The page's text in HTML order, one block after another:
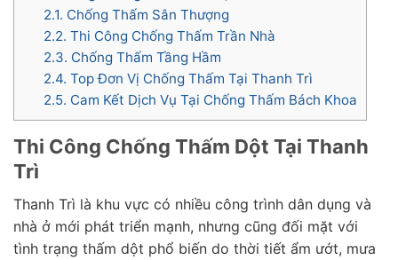
2.1. Chống Thấm Sân Thượng
2.2. Thi Công Chống Thấm Trần Nhà
2.3. Chống Thấm Tầng Hầm
2.4. Top Đơn Vị Chống Thấm Tại Thanh Trì
2.5. Cam Kết Dịch Vụ Tại Chống Thấm Bách Khoa
Thi Công Chống Thấm Dột Tại Thanh
Trì
Thanh Trì là khu vực có nhiều công trình dân dụng và
nhà ở mới phát triển mạnh, nhưng cũng đối mặt với
tình trạng thấm dột phổ biến do thời tiết ẩm ướt, mưa